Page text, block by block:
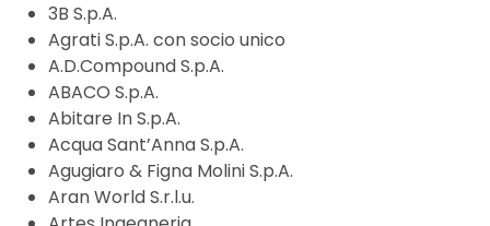
3B S.p.A.
Agrati S.p.A. con socio unico
A.D.Compound S.p.A.
ABACO S.p.A.
Abitare In S.p.A.
Acqua Sant’Anna S.p.A.
Agugiaro & Figna Molini S.p.A.
Aran World S.r.l.u.